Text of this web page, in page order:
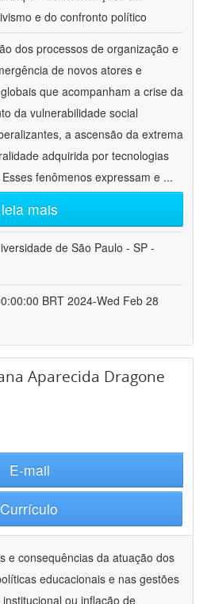
e do confronto político
dos processos de organização e
de novos atores e
que acompanham a crise da
da vulnerabilidade social
a ascensão da extrema
adquirida por tecnologias
fenômenos expressam e ...
leia mais
de São Paulo - SP -
BRT 2024-Wed Feb 28
Aparecida Dragone
E-mail
Currículo
e consequências da atuação dos
educacionais e nas gestões
ou inflação de